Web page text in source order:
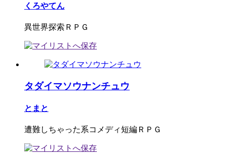
くろやてん
異世界探索ＲＰＧ
タダイマソウナンチュウ
とまと
遭難しちゃった系コメディ短編ＲＰＧ